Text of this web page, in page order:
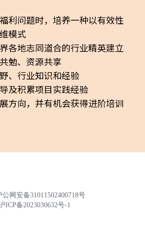
利问题时，培养一种以有效性
模式
各地志同道合的行业精英建立
勉、资源共享
、行业知识和经验
及积累项目实践经验
方向，并有机会获得进阶培训
公网安备31011502400718号
ICP备2023030632号-1